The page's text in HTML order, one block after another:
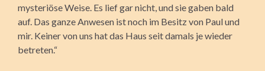
mysteriöse Weise. Es lief gar nicht, und sie gaben bald
auf. Das ganze Anwesen ist noch im Besitz von Paul und
mir. Keiner von uns hat das Haus seit damals je wieder
betreten.“